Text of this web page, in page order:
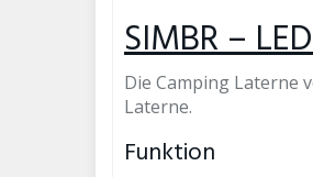
SIMBR –
Die Camping Laterne
Laterne.
Funktion